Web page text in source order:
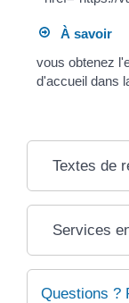
À savoir
vous obtenez
d'accueil dans
Textes de
Services
Questions ?